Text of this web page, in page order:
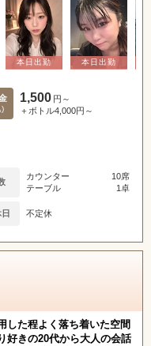
)
1,500 円～
＋ボトル4,000円～
カウンター
10席
テーブル
1卓
不定休
した程よく落ち着いた空間
好きの20代から大人の会話